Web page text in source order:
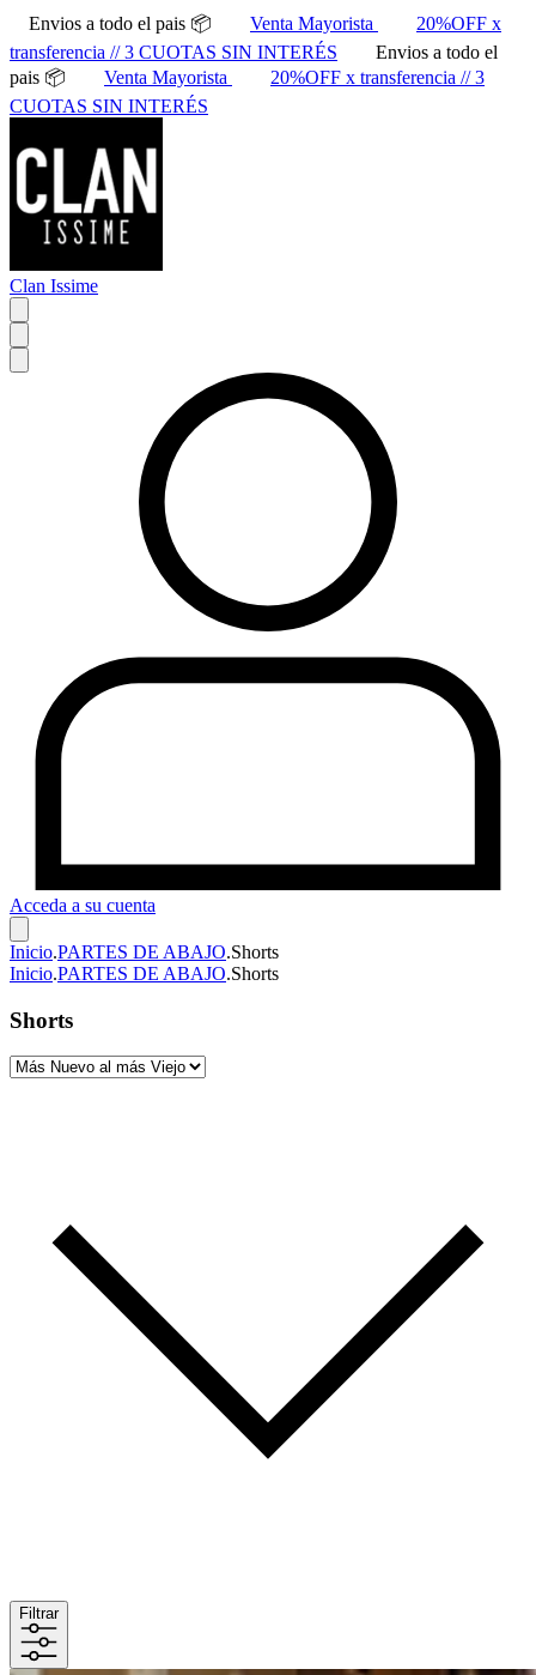
Envios a todo el pais 📦 Venta Mayorista
20%OFF x
transferencia // 3 CUOTAS SIN INTERÉS
Envios a todo el
pais 📦
Venta Mayorista
20%OFF x transferencia // 3
CUOTAS SIN INTERÉS
Clan Issime
Acceda a su cuenta
Inicio.PARTES DE ABAJO.Shorts
Inicio.PARTES DE ABAJO.Shorts
Shorts
Filtrar